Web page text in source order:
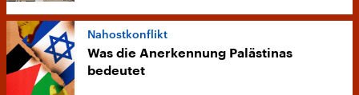
Nahostkonflikt
Was die Anerkennung Palästinas
bedeutet